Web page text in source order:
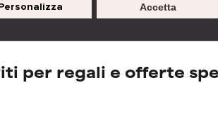
Accetta
infiammazioni, secchezza, ecc.
che fa più male che bene.
infiammazioni, secchezza, ecc.
che fa più male che bene.
per regali e offerte